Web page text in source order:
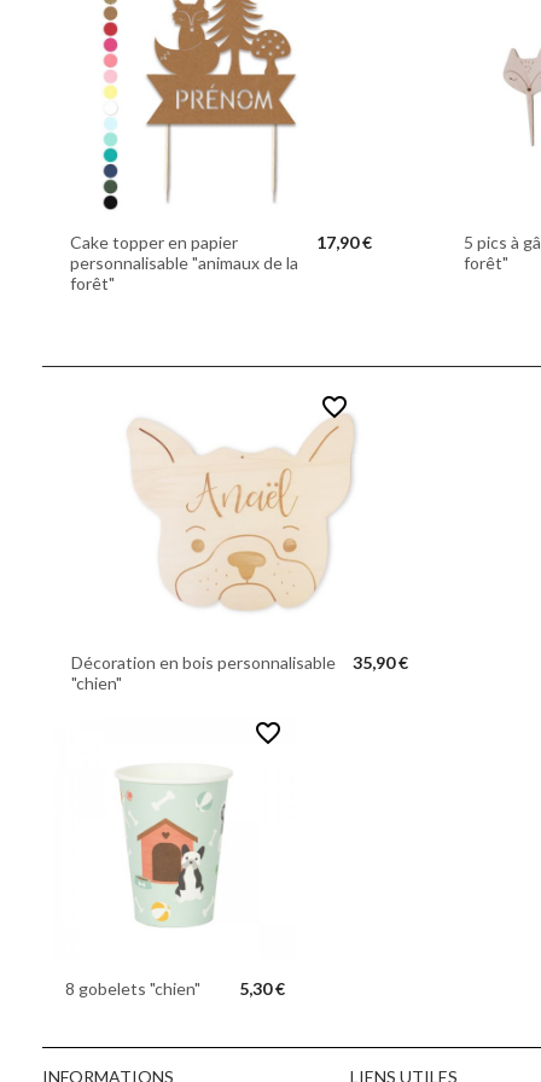
Cake topper en papier
personnalisable "animaux de la
forêt"
17,90 €
5 pics à
forêt"
favorite_border
Décoration en bois personnalisable
"chien"
35,90 €
favorite_border
8 gobelets "chien" 5,30 €
INFORMATIONS LIENS UTILES